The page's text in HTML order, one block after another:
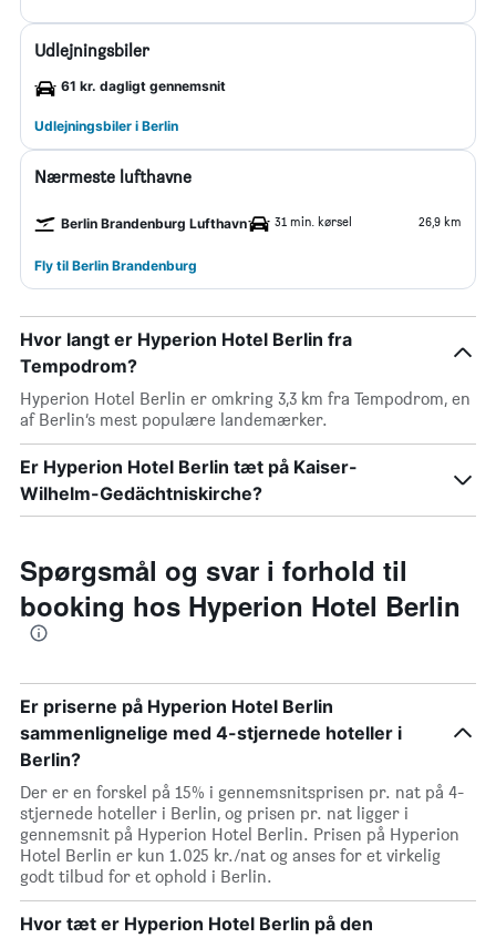
Udlejningsbiler
61 kr. dagligt gennemsnit
Udlejningsbiler i Berlin
Nærmeste lufthavne
Berlin Brandenburg Lufthavn 31 min. kørsel 26,9 km
Fly til Berlin Brandenburg
Hvor langt er Hyperion Hotel Berlin fra
Tempodrom?
Hyperion Hotel Berlin er omkring 3,3 km fra Tempodrom, en
af Berlin’s mest populære landemærker.
Er Hyperion Hotel Berlin tæt på Kaiser-
Wilhelm-Gedächtniskirche?
Spørgsmål og svar i forhold til
booking hos Hyperion Hotel Berlin
Er priserne på Hyperion Hotel Berlin
sammenlignelige med 4-stjernede hoteller i
Berlin?
Der er en forskel på 15% i gennemsnitsprisen pr. nat på 4-
stjernede hoteller i Berlin, og prisen pr. nat ligger i
gennemsnit på Hyperion Hotel Berlin. Prisen på Hyperion
Hotel Berlin er kun 1.025 kr./nat og anses for et virkelig
godt tilbud for et ophold i Berlin.
Hvor tæt er Hyperion Hotel Berlin på den